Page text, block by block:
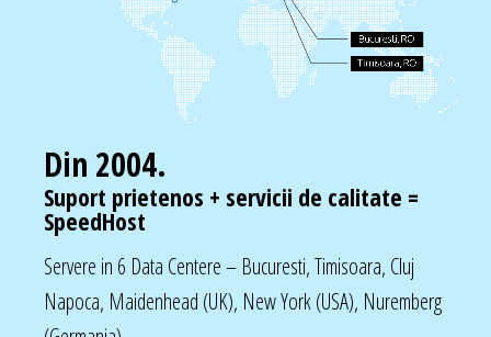
Din 2004.
Suport prietenos + servicii de calitate =
SpeedHost
Servere in 6 Data Centere – Bucuresti, Timisoara, Cluj
Napoca, Maidenhead (UK), New York (USA), Nuremberg